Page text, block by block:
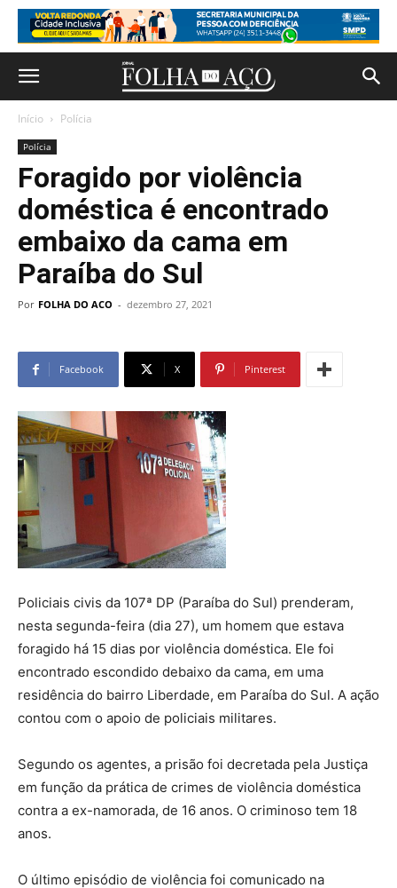
Início Polícia
Polícia
Foragido por violência
doméstica é encontrado
embaixo da cama em
Paraíba do Sul
Por FOLHA DO ACO - dezembro 27, 2021
Facebook X Pinterest
Policiais civis da 107ª DP (Paraíba do Sul) prenderam,
nesta segunda-feira (dia 27), um homem que estava
foragido há 15 dias por violência doméstica. Ele foi
encontrado escondido debaixo da cama, em uma
residência do bairro Liberdade, em Paraíba do Sul. A ação
contou com o apoio de policiais militares.
Segundo os agentes, a prisão foi decretada pela Justiça
em função da prática de crimes de violência doméstica
contra a ex-namorada, de 16 anos. O criminoso tem 18
anos.
O último episódio de violência foi comunicado na